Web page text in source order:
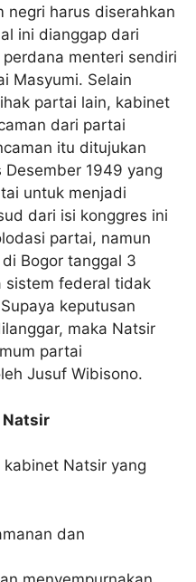
negri harus diserahkan
ini dianggap dari
menteri sendiri
Masyumi. Selain
partai lain, kabinet
dari partai
itu ditujukan
1949 yang
untuk menjadi
dari isi konggres ini
partai, namun
Bogor tanggal 3
sistem federal tidak
keputusan
maka Natsir
partai
Jusuf Wibisono.
Natsir yang
dan